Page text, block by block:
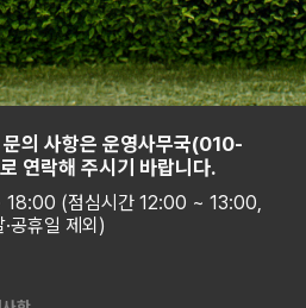
의 사항은 운영사무국(010-
락해 주시기 바랍니다.
18:00 (점심시간 12:00 ~ 13:00,
·공휴일 제외)